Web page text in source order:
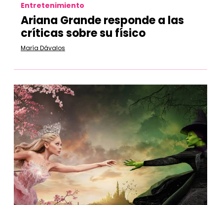
Entretenimiento
Ariana Grande responde a las
críticas sobre su físico
María Dávalos